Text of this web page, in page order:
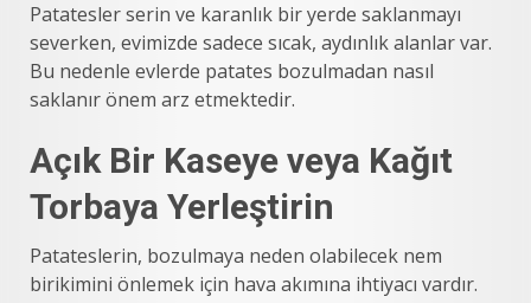
Patatesler serin ve karanlık bir yerde saklanmayı
severken, evimizde sadece sıcak, aydınlık alanlar var.
Bu nedenle evlerde patates bozulmadan nasıl
saklanır önem arz etmektedir.
Açık Bir Kaseye veya Kağıt
Torbaya Yerleştirin
Patateslerin, bozulmaya neden olabilecek nem
birikimini önlemek için hava akımına ihtiyacı vardır.